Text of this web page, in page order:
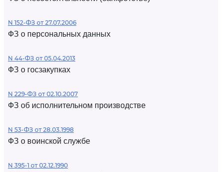
N 152-ФЗ от 27.07.2006
ФЗ о персональных данных
N 44-ФЗ от 05.04.2013
ФЗ о госзакупках
N 229-ФЗ от 02.10.2007
ФЗ об исполнительном производстве
N 53-ФЗ от 28.03.1998
ФЗ о воинской службе
N 395-1 от 02.12.1990